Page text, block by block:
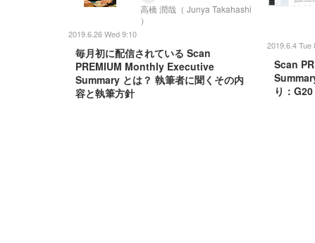
高橋 潤哉（ Junya Takahashi
）
2019.6.26 Wed 9:10
毎月初に配信されている Scan
PREMIUM Monthly Executive
Summary とは？ 執筆者に聞くその内
容と執筆方針
2019.6.4 Tue
Scan
り：